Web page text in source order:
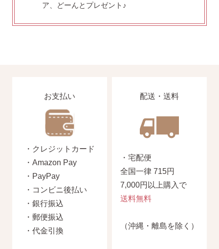
ア、どーんとプレゼント♪
お支払い
・クレジットカード
・Amazon Pay
・PayPay
・コンビニ後払い
・銀行振込
・郵便振込
・代金引換
配送・送料
・宅配便
全国一律 715円
7,000円以上購入で
送料無料
（沖縄・離島を除く）